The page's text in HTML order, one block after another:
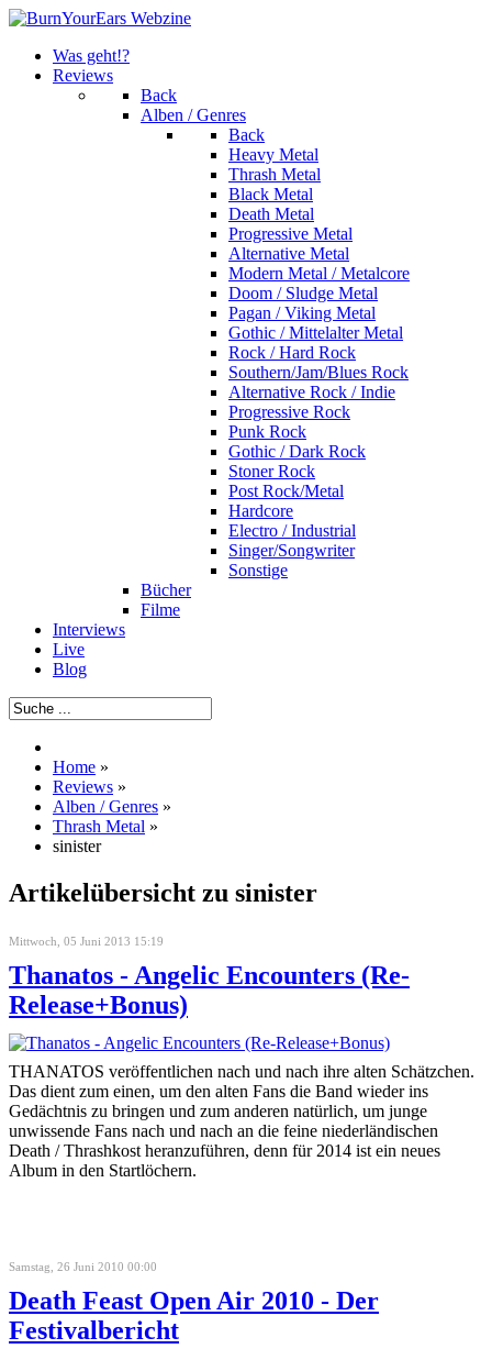
Was geht!?
Reviews
Back
Alben / Genres
Back
Heavy Metal
Thrash Metal
Black Metal
Death Metal
Progressive Metal
Alternative Metal
Modern Metal / Metalcore
Doom / Sludge Metal
Pagan / Viking Metal
Gothic / Mittelalter Metal
Rock / Hard Rock
Southern/Jam/Blues Rock
Alternative Rock / Indie
Progressive Rock
Punk Rock
Gothic / Dark Rock
Stoner Rock
Post Rock/Metal
Hardcore
Electro / Industrial
Singer/Songwriter
Sonstige
Bücher
Filme
Interviews
Live
Blog
Home »
Reviews »
Alben / Genres »
Thrash Metal »
sinister
Artikelübersicht zu sinister
Mittwoch, 05 Juni 2013 15:19
Thanatos - Angelic Encounters (Re-
Release+Bonus)
THANATOS veröffentlichen nach und nach ihre alten Schätzchen.
Das dient zum einen, um den alten Fans die Band wieder ins
Gedächtnis zu bringen und zum anderen natürlich, um junge
unwissende Fans nach und nach an die feine niederländischen
Death / Thrashkost heranzuführen, denn für 2014 ist ein neues
Album in den Startlöchern.
Samstag, 26 Juni 2010 00:00
Death Feast Open Air 2010 - Der
Festivalbericht